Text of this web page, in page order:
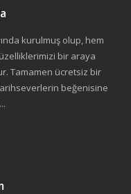
kurulmuş olup, hem
bir araya
Tamamen ücretsiz bir
beğenisine